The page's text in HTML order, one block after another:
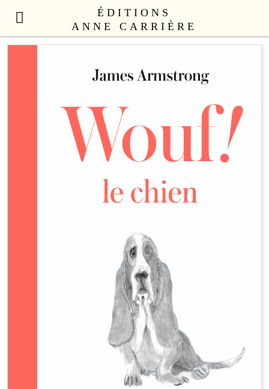
ÉDITIONS
ANNE CARRIÈRE
LITTÉRATURE FRANÇAISE
NON FICTION
ANNE CARRIÈRE UNIVERS
SEX APPEAL